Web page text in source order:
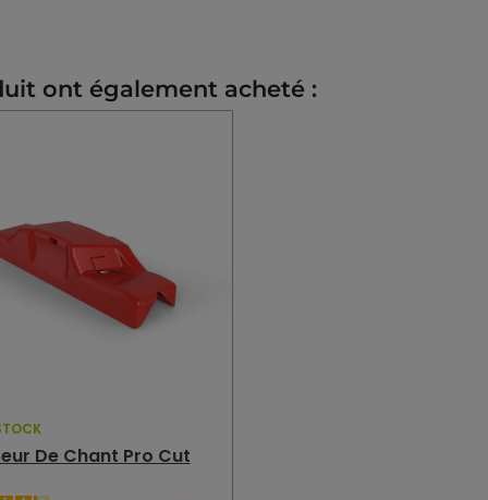
ont également acheté :
De Chant Pro Cut